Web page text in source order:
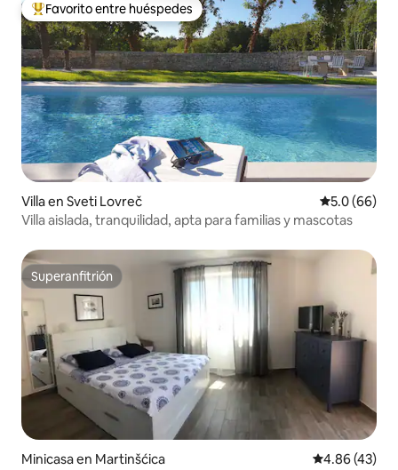
Favorito entre huéspedes preferido
Favorito entre huéspedes
Villa en Sveti Lovreč Calificación
5.0 (66)
Villa aislada, tranquilidad, apta para familias y mascotas
Superanfitrión
Superanfitrión
Minicasa en Martinšćica Calificación
4.86 (43)